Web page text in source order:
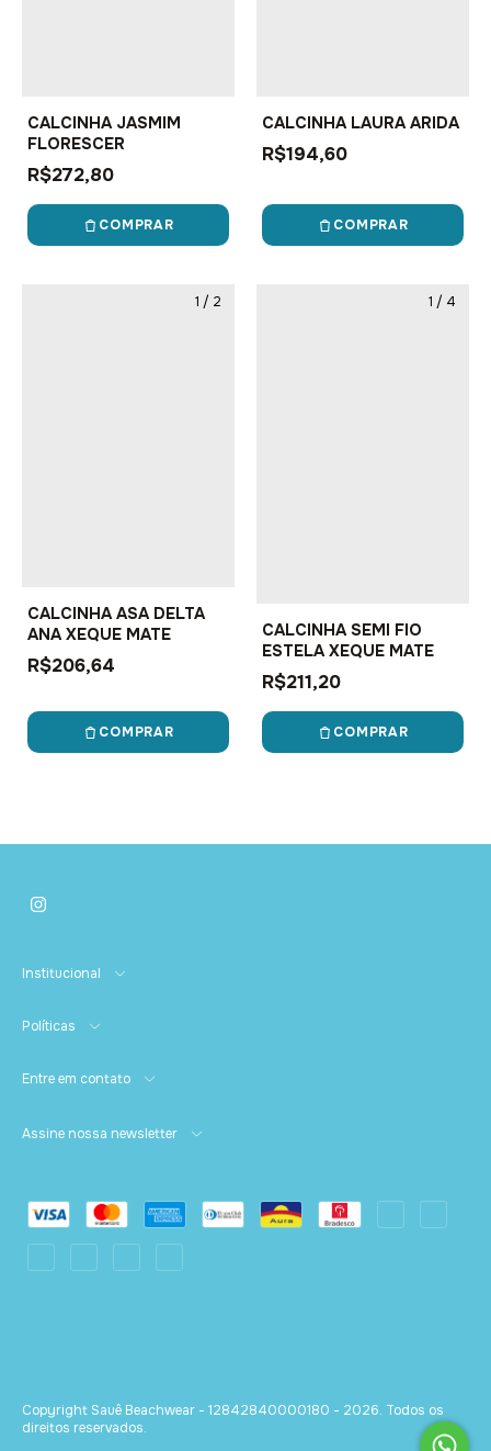
CALCINHA JASMIM
FLORESCER
R$272,80
COMPRAR
CALCINHA LAURA ARIDA
R$194,60
COMPRAR
1 / 2
CALCINHA ASA DELTA
ANA XEQUE MATE
R$206,64
COMPRAR
1 / 4
CALCINHA SEMI FIO
ESTELA XEQUE MATE
R$211,20
COMPRAR
Institucional
Políticas
Entre em contato
Assine nossa newsletter
Copyright Sauê Beachwear - 12842840000180 - 2026. Todos os
direitos reservados.